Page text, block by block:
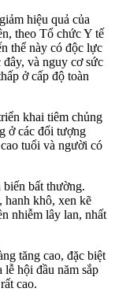
hiệu quả của
theo Tổ chức Y tế
thể này có độc lực
đây, và nguy cơ sức
ở cấp độ toàn
khai tiêm chủng
ở các đối tượng
tuổi và người có
bất thường.
hanh khô, xen kẽ
nhiễm lây lan, nhất
tăng cao, đặc biệt
hội đầu năm sắp
cao.